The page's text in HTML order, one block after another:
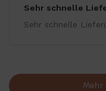
Sehr schnelle
Sehr schnelle
Mehr